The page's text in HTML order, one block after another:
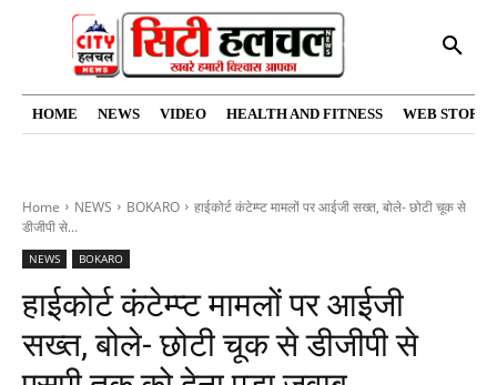
HOME NEWS VIDEO HEALTH AND FITNESS WEB
Home NEWS BOKARO
हाईकोर्ट कंटेम्प्ट मामलों पर आईजी सख्त, बोले- छोटी चूक से
डीजीपी से...
NEWS BOKARO
हाईकोर्ट कंटेम्प्ट मामलों पर आईजी
सख्त, बोले- छोटी चूक से डीजीपी से